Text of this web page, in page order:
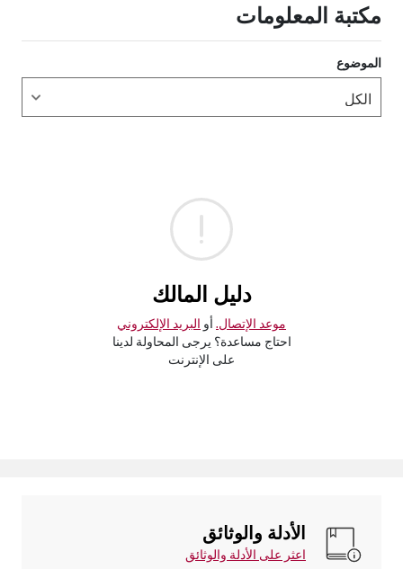
مكتبة المعلومات
الموضوع
دليل المالك
موعد الإتصال. أو البريد الإلكتروني
احتاج مساعدة؟ يرجى المحاولة لدينا
على الإنترنت
الأدلة والوثائق
اعثر على الأدلة والوثائق